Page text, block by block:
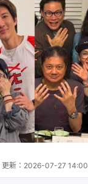
更新： 2026-07-27 14:00